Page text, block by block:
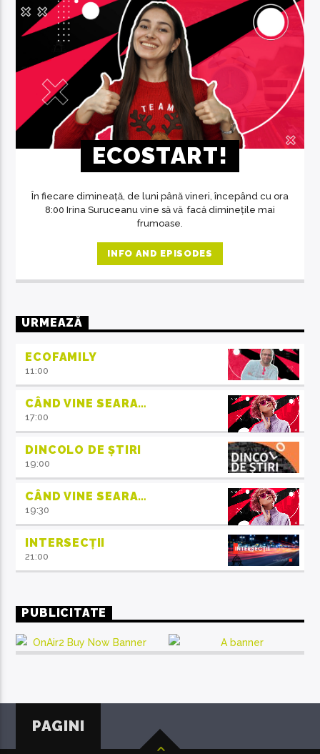
ECOSTART!
În fiecare dimineață, de luni până vineri, începând cu ora
8:00 Irina Suruceanu vine să vă facă diminețile mai
frumoase.
INFO AND EPISODES
URMEAZĂ
ECOFAMILY
11:00
CÂND VINE SEARA…
17:00
DINCOLO DE ȘTIRI
19:00
CÂND VINE SEARA…
19:30
INTERSECȚII
21:00
PUBLICITATE
PAGINI